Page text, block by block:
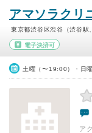
アマソラクリ
東京都渋谷区渋谷（渋谷駅
電子決済可
土曜（〜19:00）・日
ア